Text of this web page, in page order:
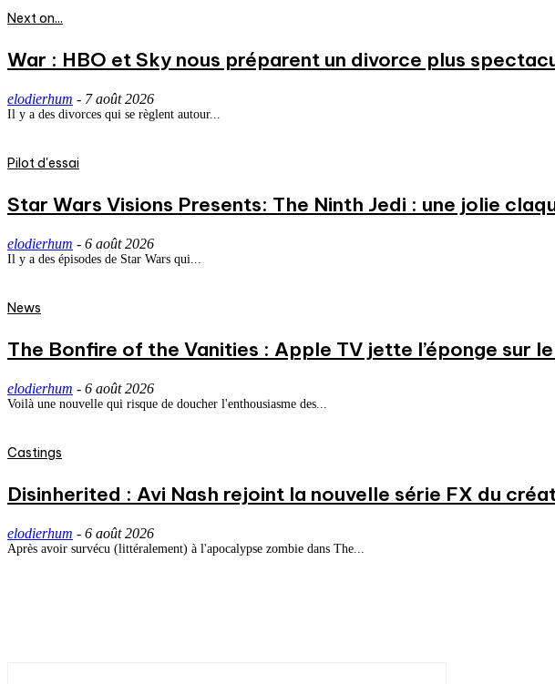
Next on...
War : HBO et Sky nous préparent un divorce plus
elodierhum - 7 août 2026
Il y a des divorces qui se règlent autour...
Pilot d'essai
Star Wars Visions Presents: The Ninth Jedi : une jolie
elodierhum - 6 août 2026
Il y a des épisodes de Star Wars qui...
News
The Bonfire of the Vanities : Apple TV jette l’éponge sur
elodierhum - 6 août 2026
Voilà une nouvelle qui risque de doucher l'enthousiasme des...
Castings
Disinherited : Avi Nash rejoint la nouvelle série FX du
elodierhum - 6 août 2026
Après avoir survécu (littéralement) à l'apocalypse zombie dans The...